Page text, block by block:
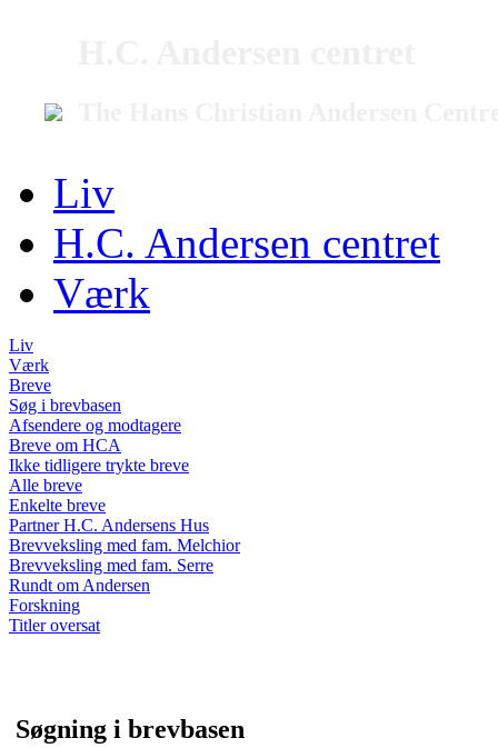
Liv
H.C. Andersen centret
Værk
Liv
Værk
Breve
Søg i brevbasen
Afsendere og modtagere
Breve om HCA
Ikke tidligere trykte breve
Alle breve
Enkelte breve
Partner H.C. Andersens Hus
Brevveksling med fam. Melchior
Brevveksling med fam. Serre
Rundt om Andersen
Forskning
Titler oversat
Søgning i brevbasen